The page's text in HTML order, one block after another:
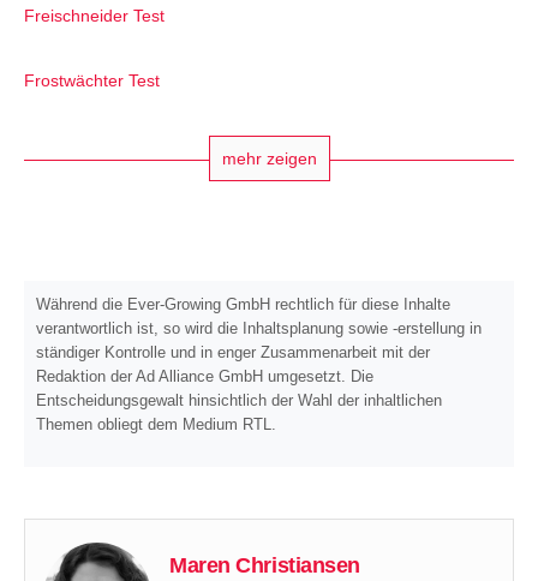
Freischneider Test
Frostwächter Test
mehr zeigen
Während die Ever-Growing GmbH rechtlich für diese Inhalte
verantwortlich ist, so wird die Inhaltsplanung sowie -erstellung in
ständiger Kontrolle und in enger Zusammenarbeit mit der
Redaktion der Ad Alliance GmbH umgesetzt. Die
Entscheidungsgewalt hinsichtlich der Wahl der inhaltlichen
Themen obliegt dem Medium RTL.
Maren Christiansen